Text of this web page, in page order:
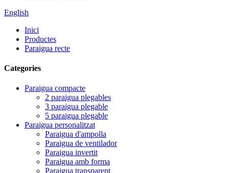
English
Inici
Productes
Paraigua recte
Categories
Paraigua compacte
2 paraigua plegables
3 paraigua plegable
5 paraigua plegable
Paraigua personalitzat
Paraigua d'ampolla
Paraigua de ventilador
Paraigua invertit
Paraigua amb forma
Paraigua transparent